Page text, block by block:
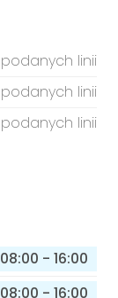
podanych linii
podanych linii
podanych linii
08:00 - 16:00
08:00 - 16:00